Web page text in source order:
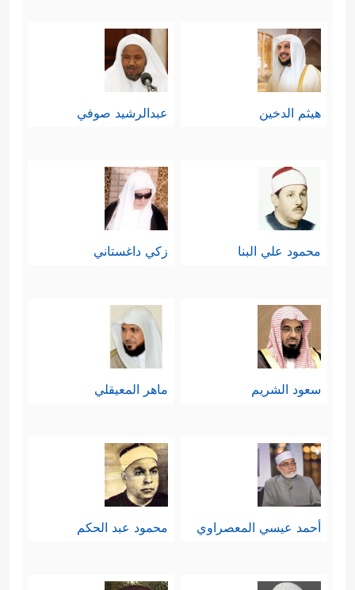
هيثم الدخين عبدالرشيد صوفي
محمود علي البنا زكي داغستاني
سعود الشريم ماهر المعيقلي
أحمد عيسي المعصراوي محمود عبد الحكم